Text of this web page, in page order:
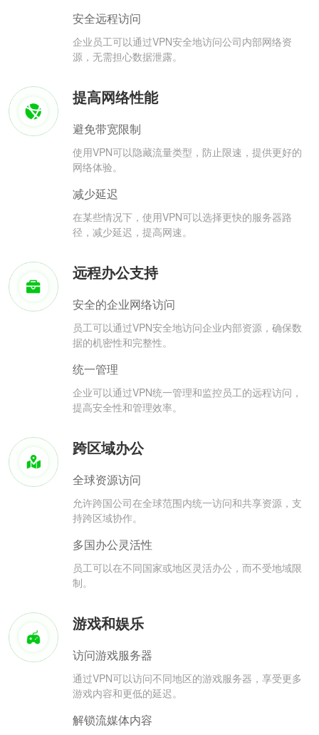
安全远程访问
企业员工可以通过VPN安全地访问公司内部网络资
源，无需担心数据泄露。
提高网络性能
避免带宽限制
使用VPN可以隐藏流量类型，防止限速，提供更好的
网络体验。
减少延迟
在某些情况下，使用VPN可以选择更快的服务器路
径，减少延迟，提高网速。
远程办公支持
安全的企业网络访问
员工可以通过VPN安全地访问企业内部资源，确保数
据的机密性和完整性。
统一管理
企业可以通过VPN统一管理和监控员工的远程访问，
提高安全性和管理效率。
跨区域办公
全球资源访问
允许跨国公司在全球范围内统一访问和共享资源，支
持跨区域协作。
多国办公灵活性
员工可以在不同国家或地区灵活办公，而不受地域限
制。
游戏和娱乐
访问游戏服务器
通过VPN可以访问不同地区的游戏服务器，享受更多
游戏内容和更低的延迟。
解锁流媒体内容